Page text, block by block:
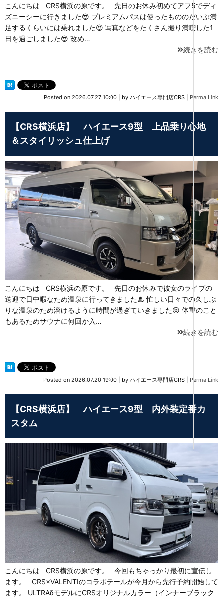
こんにちは CRS横浜の原です。 先日のお休み初めてアフ5でディ
ズニーシーに行きました😎 プレミアムパスは使ったもののだいぶ満
足するくらいには乗れました😍 写真などをたくさん撮り満喫した1
日を過ごしました😎 改め…
続きを読む
Posted on 2026.07.27 10:00 by ハイエース専門店CRS Perma Link
【CRS横浜店】 ハイエース9型 上品乗り心地
＆スタイリッシュ仕上げ
こんにちは CRS横浜の原です。 先日のお休みで彼女のライブの
送迎で日中暇なため温泉に行ってきました♨ 忙しい日々での久しぶ
りな温泉のため溶けるように時間が過ぎていきました😝 体重のこと
もあるためサウナに何回か入…
続きを読む
Posted on 2026.07.20 19:00 by ハイエース専門店CRS Perma Link
【CRS横浜店】 ハイエース9型 内外装定番カ
スタム
こんにちは CRS横浜の原です。 今回もちゃっかり最初に宣伝し
ます。 CRS×VALENTIのコラボテールが今月から先行予約開始して
ます。 ULTRAδモデルにCRSオリジナルカラー（インナーブラック